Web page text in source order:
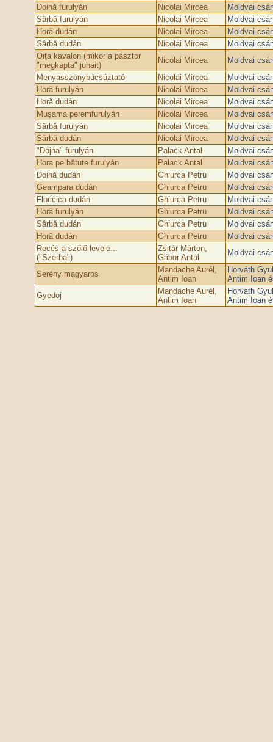
Doină furulyán
Nicolai Mircea
Moldvai
Sârbă furulyán
Nicolai Mircea
Moldvai
Horă dudán
Nicolai Mircea
Moldvai
Sârbă dudán
Nicolai Mircea
Moldvai
Oiţa kavalon (mikor a pásztor
"megkapta" juhait)
Nicolai Mircea
Moldvai
Menyasszonybúcsúztató
Nicolai Mircea
Moldvai
Horă furulyán
Nicolai Mircea
Moldvai
Horă dudán
Nicolai Mircea
Moldvai
Muşama peremfurulyán
Nicolai Mircea
Moldvai
Sârbă furulyán
Nicolai Mircea
Moldvai
Sârbă dudán
Nicolai Mircea
Moldvai
"Dojna" furulyán
Palack Antal
Moldvai
Hora pe bătute furulyán
Palack Antal
Moldvai
Doină dudán
Ghiurca Petru
Moldvai
Geampara dudán
Ghiurca Petru
Moldvai
Floricica dudán
Ghiurca Petru
Moldvai
Horă furulyán
Ghiurca Petru
Moldvai
Sârbă dudán
Ghiurca Petru
Moldvai
Horă dudán
Ghiurca Petru
Moldvai
Recés a szőlő levele...
("Szerba")
Zsitár Márton,
Gábor Antal
Moldvai
Serény magyaros
Mandache Aurél,
Antim Ioan
Horváth
Antim Ioan
Gyedoj
Mandache Aurél,
Antim Ioan
Horváth
Antim Ioan